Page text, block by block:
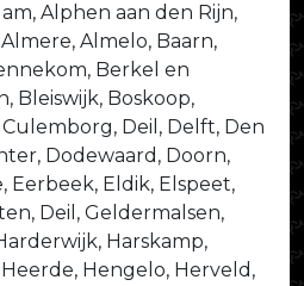
Alphen aan den Rijn,
Almelo, Baarn,
Berkel en
Bleiswijk, Boskoop,
Deil, Delft, Den
Dodewaard, Doorn,
Eerbeek, Eldik, Elspeet,
Deil, Geldermalsen,
Harskamp,
Hengelo, Herveld,